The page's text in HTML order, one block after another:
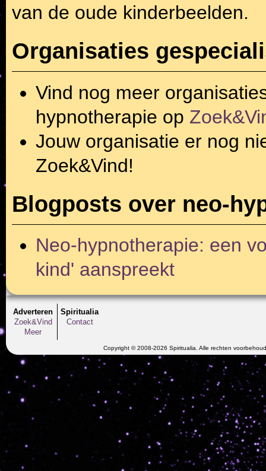
van de oude kinderbeelden.
Organisaties
Vind nog meer
hypnotherapie op
Jouw organisatie er nog
Zoek&Vind!
Blogposts over neo-
Neo-hypnotherapie: een
kind' aanspreekt
Adverteren
Zoek&Vind
Meer
Spiritualia
Contact
Copyright © 2008-2026 Spiritualia. Alle rechten